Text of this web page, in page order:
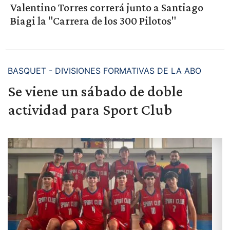
Valentino Torres correrá junto a Santiago
Biagi la "Carrera de los 300 Pilotos"
BASQUET - DIVISIONES FORMATIVAS DE LA ABO
Se viene un sábado de doble
actividad para Sport Club